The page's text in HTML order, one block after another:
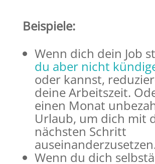
Beispiele:
Wenn dich dein Job
du aber nicht
oder kannst,
deine Arbeitszeit.
einen Monat
Urlaub, um dich mit
nächsten Schritt
Wenn du dich